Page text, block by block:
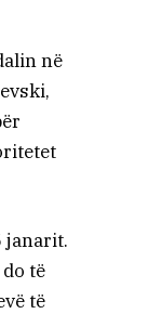
në
janarit.
të
të